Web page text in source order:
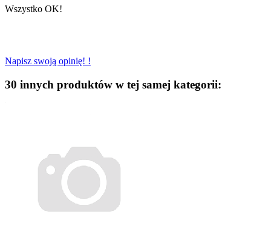
Wszystko OK!
Napisz swoją opinię! !
30 innych produktów w tej samej kategorii: